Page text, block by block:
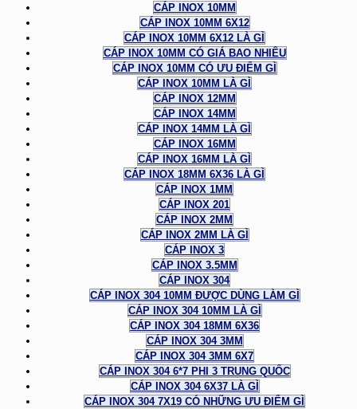
CÁP INOX 10MM
CÁP INOX 10MM 6X12
CÁP INOX 10MM 6X12 LÀ GÌ
CÁP INOX 10MM CÓ GIÁ BAO NHIÊU
CÁP INOX 10MM CÓ ƯU ĐIỂM GÌ
CÁP INOX 10MM LÀ GÌ
CÁP INOX 12MM
CÁP INOX 14MM
CÁP INOX 14MM LÀ GÌ
CÁP INOX 16MM
CÁP INOX 16MM LÀ GÌ
CÁP INOX 18MM 6X36 LÀ GÌ
CÁP INOX 1MM
CÁP INOX 201
CÁP INOX 2MM
CÁP INOX 2MM LÀ GÌ
CÁP INOX 3
CÁP INOX 3.5MM
CÁP INOX 304
CÁP INOX 304 10MM ĐƯỢC DÙNG LÀM GÌ
CÁP INOX 304 10MM LÀ GÌ
CÁP INOX 304 18MM 6X36
CÁP INOX 304 3MM
CÁP INOX 304 3MM 6X7
CÁP INOX 304 6*7 PHI 3 TRUNG QUỐC
CÁP INOX 304 6X37 LÀ GÌ
CÁP INOX 304 7X19 CÓ NHỮNG ƯU ĐIỂM GÌ